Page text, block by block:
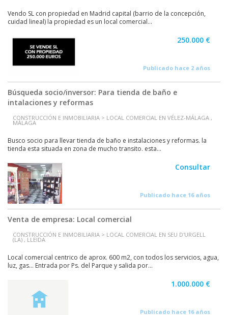
Vendo SL con propiedad en Madrid capital (barrio de la concepción,
cuidad lineal) la propiedad es un local comercial...
250.000 €
Publicado hace 2 años
Búsqueda socio/inversor: Para tienda de baño e
intalaciones y reformas
CONSTRUCCIÓN E INMOBILIARIA > LOCAL COMERCIAL EN VÉLEZ-MÁLAGA ,
MÁLAGA
Busco socio para llevar tienda de baño e instalaciones y reformas. la
tienda esta situada en zona de mucho transito. esta...
Consultar
Publicado hace 16 años
Venta de empresa: Local comercial
CONSTRUCCIÓN E INMOBILIARIA > LOCAL COMERCIAL EN SEU D'URGELL
(LA) , LLEIDA
Local comercial centrico de aprox. 600 m2, con todos los servicios, agua,
luz, gas... Entrada por Ps. del Parque y salida por...
1.000.000 €
Publicado hace 16 años